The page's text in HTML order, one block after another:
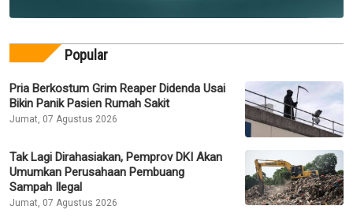
Popular
Pria Berkostum Grim Reaper Didenda Usai
Bikin Panik Pasien Rumah Sakit
Jumat, 07 Agustus 2026
Tak Lagi Dirahasiakan, Pemprov DKI Akan
Umumkan Perusahaan Pembuang
Sampah Ilegal
Jumat, 07 Agustus 2026